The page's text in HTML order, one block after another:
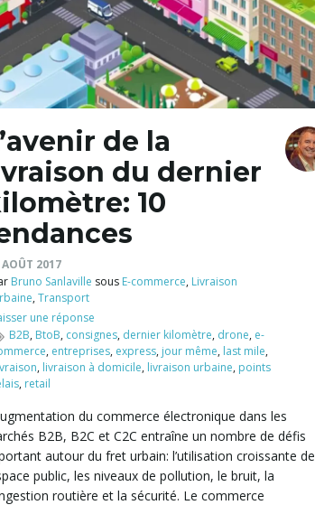
de la
du dernier
10
AOÛT 2017
Bruno Sanlaville sous E-commerce, Livraison
,Transport
une réponse
B2B, BtoB, consignes, dernier kilomètre, drone, e-
, entreprises, express, jour même, last mile,
, livraison à domicile, livraison urbaine, points
, retail
du commerce électronique dans les
B2B, B2C et C2C entraîne un nombre de défis
autour du fret urbain: l’utilisation croissante de
public, les niveaux de pollution, le bruit, la
routière et la sécurité. Le commerce